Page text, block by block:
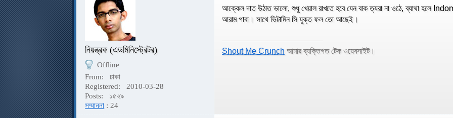
নিয়ন্ত্রক (এডমিনিস্ট্রেটর)
Offline
From:
ঢাকা
Registered:
2010-03-28
Posts:
১৫২৯
সম্মাননা : 24
আক্কেল দাত উঠাত ভালো, শুধু খেয়াল রাখতে হবে যেন বাক ত্যরা না ওঠে, ব্যাথা হলে
আরাম পাবা। সাথে ভিটামিন সি যুক্ত ফল তো আছেই।
Shout Me Crunch আমার ব্যক্তিগত টেক ওয়েবসাইট।